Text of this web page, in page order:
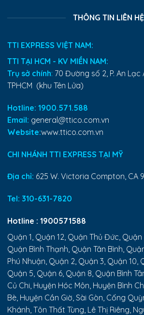
THÔNG TIN LIÊN HỆ
TTI EXPRESS VIỆT NAM:
TTI TẠI HCM - KV MIỀN NAM:
Trụ sở chính: 70 Đường số 2, P. An Lạc
TPHCM (khu Tên Lửa)
Hotline: 1900.571.588
Email: general@ttico.com.vn
Website:www.ttico.com.vn
CHI NHÁNH TTI EXPRESS TẠI MỸ
Địa chỉ: 625 W. Victoria Compton, CA
Tel: 310-631-7820
Hotline : 1900571588
Quận 1, Quận 12, Quận Thủ Đức,
Quận Bình Thạnh, Quận Tân Bình,
Phú Nhuận, Quận 2, Quận 3, Quận 10,
Quận 5, Quận 6, Quận 8, Quận Bình
Củ Chi, Huyện Hóc Môn, Huyện Bình
Bè, Huyện Cần Giờ, Sài Gòn, Cống
Khánh, Tôn Thất Tùng, Lê Thị Riêng,